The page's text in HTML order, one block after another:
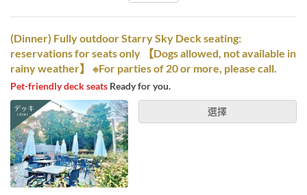
(Dinner) Fully outdoor Starry Sky Deck seating:
reservations for seats only 【Dogs allowed, not available in
rainy weather】 ※For parties of 20 or more, please call.
Pet-friendly deck seats Ready for you.
選擇